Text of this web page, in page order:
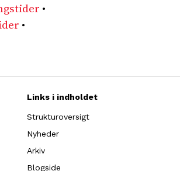
•
•
Links i indholdet
Strukturoversigt
Nyheder
Arkiv
Blogside